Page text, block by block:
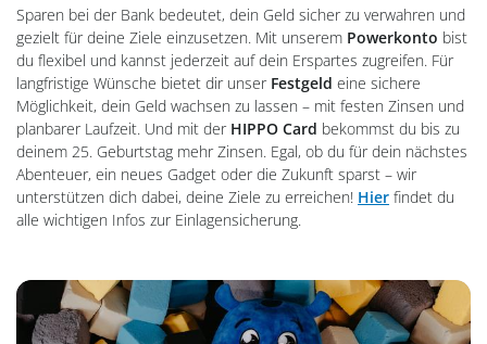
Sparen bei der Bank bedeutet, dein Geld sicher zu verwahren und
gezielt für deine Ziele einzusetzen. Mit unserem Powerkonto bist
du flexibel und kannst jederzeit auf dein Erspartes zugreifen. Für
langfristige Wünsche bietet dir unser Festgeld eine sichere
Möglichkeit, dein Geld wachsen zu lassen – mit festen Zinsen und
planbarer Laufzeit. Und mit der HIPPO Card bekommst du bis zu
deinem 25. Geburtstag mehr Zinsen. Egal, ob du für dein nächstes
Abenteuer, ein neues Gadget oder die Zukunft sparst – wir
unterstützen dich dabei, deine Ziele zu erreichen! Hier findet du
alle wichtigen Infos zur Einlagensicherung.